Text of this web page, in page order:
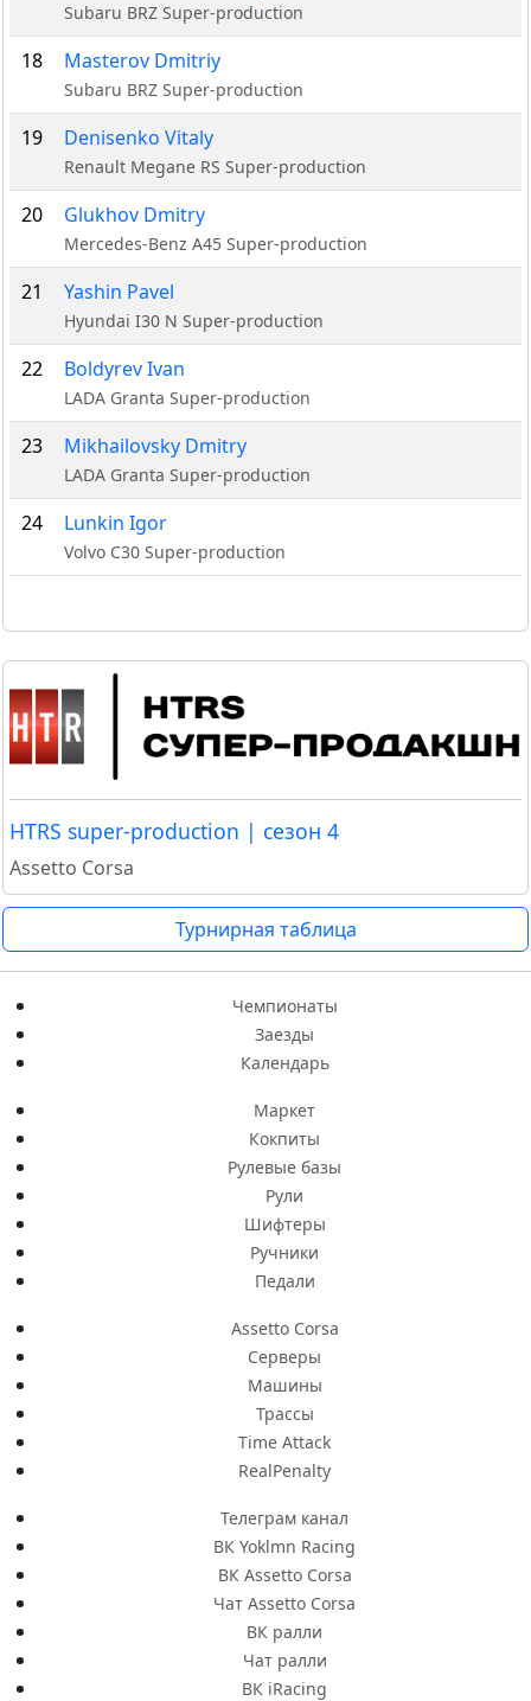
Subaru BRZ Super-production
18 Masterov Dmitriy
Subaru BRZ Super-production
19 Denisenko Vitaly
Renault Megane RS Super-production
20 Glukhov Dmitry
Mercedes-Benz A45 Super-production
21 Yashin Pavel
Hyundai I30 N Super-production
22 Boldyrev Ivan
LADA Granta Super-production
23 Mikhailovsky Dmitry
LADA Granta Super-production
24 Lunkin Igor
Volvo C30 Super-production
HTRS super-production | сезон 4
Assetto Corsa
Турнирная таблица
Чемпионаты
Заезды
Календарь
Маркет
Кокпиты
Рулевые базы
Рули
Шифтеры
Ручники
Педали
Assetto Corsa
Серверы
Машины
Трассы
Time Attack
RealPenalty
Телеграм канал
ВК Yoklmn Racing
ВК Assetto Corsa
Чат Assetto Corsa
ВК ралли
Чат ралли
ВК iRacing